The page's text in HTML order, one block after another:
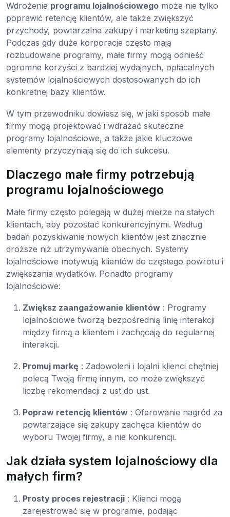
Wdrożenie programu lojalnościowego może nie tylko
poprawić retencję klientów, ale także zwiększyć
przychody, powtarzalne zakupy i marketing szeptany.
Podczas gdy duże korporacje często mają
rozbudowane programy, małe firmy mogą odnieść
ogromne korzyści z bardziej wydajnych, opłacalnych
systemów lojalnościowych dostosowanych do ich
konkretnej bazy klientów.
W tym przewodniku dowiesz się, w jaki sposób małe
firmy mogą projektować i wdrażać skuteczne
programy lojalnościowe, a także jakie kluczowe
elementy przyczyniają się do ich sukcesu.
Dlaczego małe firmy potrzebują
programu lojalnościowego
Małe firmy często polegają w dużej mierze na stałych
klientach, aby pozostać konkurencyjnymi. Według
badań pozyskiwanie nowych klientów jest znacznie
droższe niż utrzymywanie obecnych. Systemy
lojalnościowe motywują klientów do częstego powrotu i
zwiększania wydatków. Ponadto programy
lojalnościowe:
Zwiększ zaangażowanie klientów : Programy
lojalnościowe tworzą bezpośrednią linię interakcji
między firmą a klientem i zachęcają do regularnej
interakcji.
Promuj markę : Zadowoleni i lojalni klienci chętniej
polecą Twoją firmę innym, co może zwiększyć
liczbę rekomendacji z ust do ust.
Popraw retencję klientów : Oferowanie nagród za
powtarzające się zakupy zachęca klientów do
wyboru Twojej firmy, a nie konkurencji.
Jak działa system lojalnościowy dla
małych firm?
Prosty proces rejestracji : Klienci mogą
zarejestrować się w programie, podając